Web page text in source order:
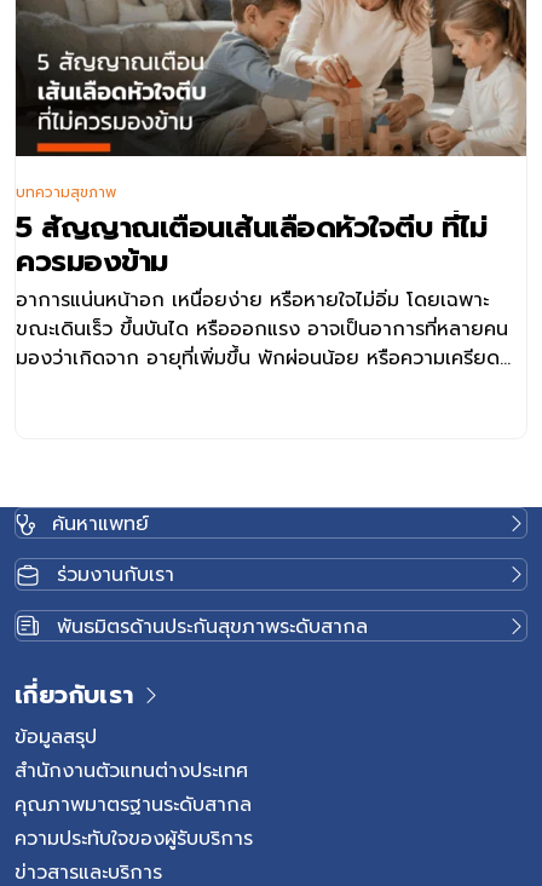
5 สัญญาณเตือนเส้นเลือดหัวใจตีบ ที่ไม่
ควรมองข้าม
อาการแน่นหน้าอก เหนื่อยง่าย หรือหายใจไม่อิ่ม โดยเฉพาะ
ขณะเดินเร็ว ขึ้นบันได หรือออกแรง อาจเป็นอาการที่หลายคน
มองว่าเกิดจาก อายุที่เพิ่มขึ้น พักผ่อนน้อย หรือความเครียด
ตีบ คืออะไร เส้นเลือดหัวใจตีบ หรือโรคหลอดเลือดหัวใจตีบ
(Coronary Artery Disease: CAD) คือ ภาวะที่หลอดเลือด
หัวใจซึ่งทำหน้าที่นำเลือดและออกซิเจนไปเลี้ยงกล้ามเนื้อหัวใจ
เกิดการตีบแคบลง ส่งผลให้เลือดไปเลี้ยงหัวใจได้ไม่เพียงพอ
โดยเฉพาะในช่วงที่หัวใจต้องการออกซิเจนมากขึ้น เช่น ขณะ
ออกกำลังกาย เดินเร็ว หรือทำกิจกรรมที่ใช้แรง โดยสาเหตุ
หลัก ๆ เกิดจากภาวะหลอดเลือดแดงแข็ง (Atherosclerosis)
ซึ่งเกิดจากการสะสมไขมัน คอเลสเตอรอล และสารต่าง ๆ
ภายในผนังหลอดเลือด จนเกิดเป็นคราบพลัค (Plaque) ทำให้
ช่องทางเดินเลือดค่อย ๆ แคบลงเมื่อเลือดไปเลี้ยงกล้ามเนื้อ
หัวใจลดลง ผู้ป่วยอาจมีอาการแน่นหน้าอก เจ็บหน้าอก เหนื่อย
ง่าย หรือหายใจไม่อิ่ม โดยอาการอาจชัดเจนขึ้น เมื่อหัวใจต้อง
ทำงานหนักขึ้น โรคเส้นเลือดหัวใจตีบมักค่อย […]
บทความสุขภาพ
ค้นหาแพทย์
ร่วมงานกับเรา
พันธมิตรด้านประกันสุขภาพระดับสากล
เกี่ยวกับเรา
ข้อมูลสรุป
สำนักงานตัวแทนต่างประเทศ
คุณภาพมาตรฐานระดับสากล
ความประทับใจของผู้รับบริการ
ข่าวสารและบริการ